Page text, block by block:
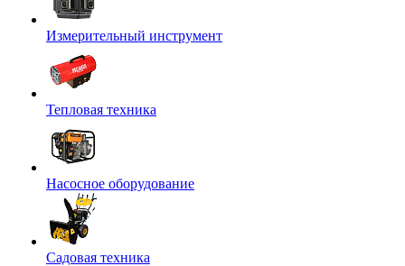
Измерительный инструмент
Тепловая техника
Насосное оборудование
Садовая техника